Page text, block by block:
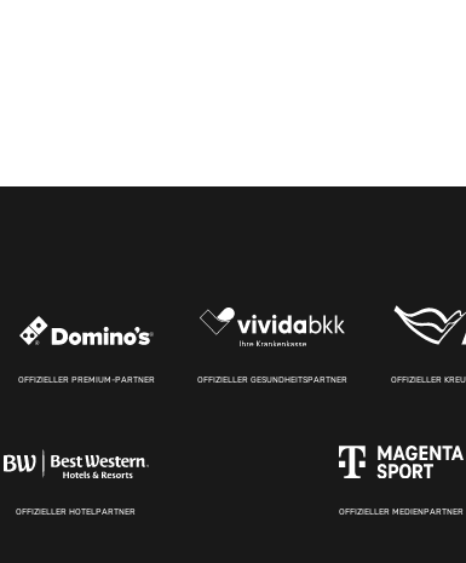
OFFIZIELLER PREMIUM-PARTNER OFFIZIELLER GESUNDHEITSPARTNER OFFIZIELLER
OFFIZIELLER HOTELPARTNER OFFIZIELLER MEDIENPARTNER